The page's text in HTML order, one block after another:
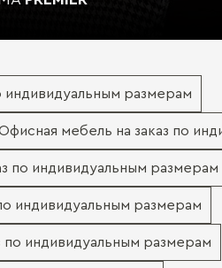
индивидуальным размерам
мебель на заказ по
по индивидуальным размерам
индивидуальным размерам
по индивидуальным размерам